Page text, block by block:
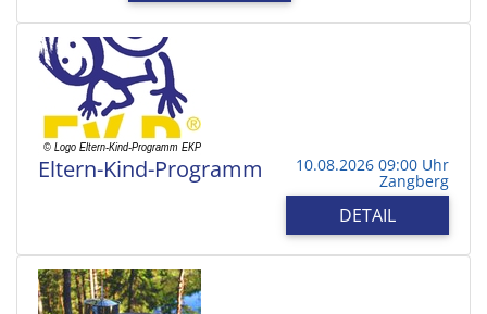
Eltern-Kind-Programm 10.08.2026 09:00 Uhr
Zangberg
DETAIL